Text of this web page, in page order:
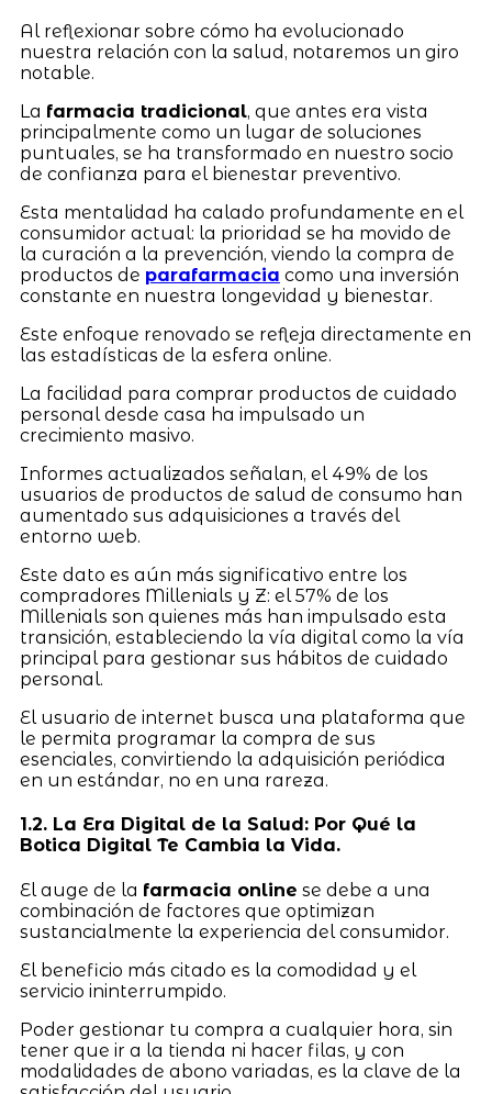
Al reflexionar sobre cómo ha evolucionado
nuestra relación con la salud, notaremos un giro
notable.
La farmacia tradicional, que antes era vista
principalmente como un lugar de soluciones
puntuales, se ha transformado en nuestro socio
de confianza para el bienestar preventivo.
Esta mentalidad ha calado profundamente en el
consumidor actual: la prioridad se ha movido de
la curación a la prevención, viendo la compra de
productos de parafarmacia como una inversión
constante en nuestra longevidad y bienestar.
Este enfoque renovado se refleja directamente en
las estadísticas de la esfera online.
La facilidad para comprar productos de cuidado
personal desde casa ha impulsado un
crecimiento masivo.
Informes actualizados señalan, el 49% de los
usuarios de productos de salud de consumo han
aumentado sus adquisiciones a través del
entorno web.
Este dato es aún más significativo entre los
compradores Millenials y Z: el 57% de los
Millenials son quienes más han impulsado esta
transición, estableciendo la vía digital como la vía
principal para gestionar sus hábitos de cuidado
personal.
El usuario de internet busca una plataforma que
le permita programar la compra de sus
esenciales, convirtiendo la adquisición periódica
en un estándar, no en una rareza.
1.2. La Era Digital de la Salud: Por Qué la
Botica Digital Te Cambia la Vida.
El auge de la farmacia online se debe a una
combinación de factores que optimizan
sustancialmente la experiencia del consumidor.
El beneficio más citado es la comodidad y el
servicio ininterrumpido.
Poder gestionar tu compra a cualquier hora, sin
tener que ir a la tienda ni hacer filas, y con
modalidades de abono variadas, es la clave de la